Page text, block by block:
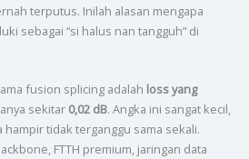
terputus. Inilah alasan mengapa
sebagai “si halus nan tangguh” di
fusion splicing adalah loss yang
sekitar 0,02 dB. Angka ini sangat kecil,
hampir tidak terganggu sama sekali.
FTTH premium, jaringan data